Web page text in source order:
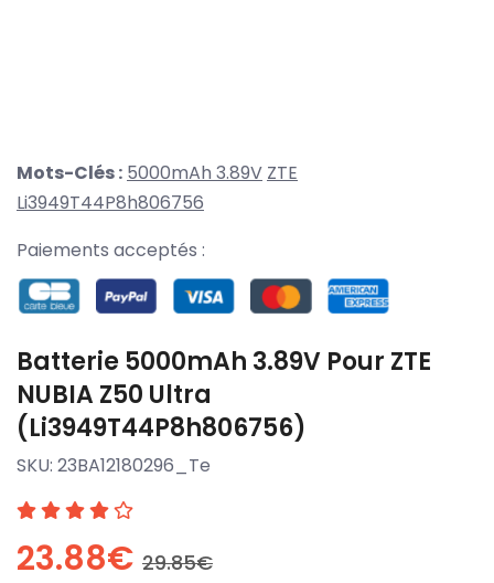
Mots-Clés : 5000mAh 3.89V ZTE
Li3949T44P8h806756
Paiements acceptés :
Batterie 5000mAh 3.89V Pour ZTE
NUBIA Z50 Ultra
(Li3949T44P8h806756)
SKU: 23BA12180296_Te
23.88€ 29.85€